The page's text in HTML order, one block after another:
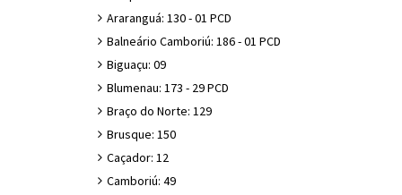
Araranguá: 130 - 01 PCD
Balneário Camboriú: 186 - 01 PCD
Biguaçu: 09
Blumenau: 173 - 29 PCD
Braço do Norte: 129
Brusque: 150
Caçador: 12
Camboriú: 49